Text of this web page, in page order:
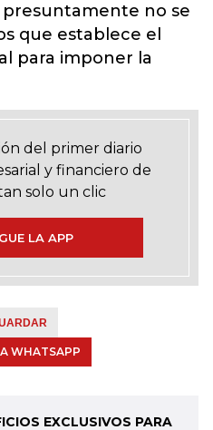
presuntamente no se
que establece el
para imponer la
del primer diario
y financiero de
solo un clic
LA APP
WHATSAPP
EXCLUSIVOS PARA